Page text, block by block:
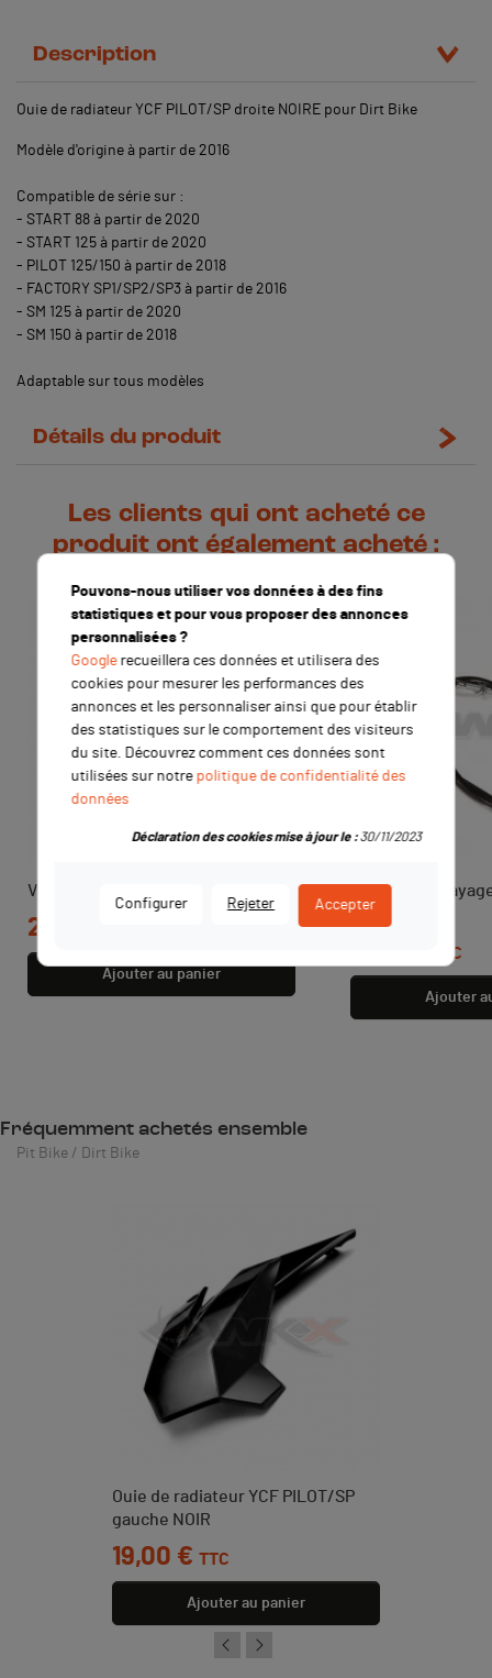
Description
Ouie de radiateur YCF PILOT/SP droite NOIRE pour Dirt Bike
Modèle d'origine à partir de 2016
Compatible de série sur :
- START 88 à partir de 2020
- START 125 à partir de 2020
- PILOT 125/150 à partir de 2018
- FACTORY SP1/SP2/SP3 à partir de 2016
- SM 125 à partir de 2020
- SM 150 à partir de 2018
Adaptable sur tous modèles
Détails du produit
Les clients qui ont acheté ce
produit ont également acheté :
Vis d'amortisseur M12x45 YCF
Prix
2,00 €
Ajouter au panier
Cable
970mm
TTC
Ajouter
Fréquemment achetés ensemble
Pit Bike / Dirt Bike
Ouie de radiateur YCF PILOT/SP
gauche NOIR
Prix
19,00 € TTC
Ajouter au panier
Pouvons-nous utiliser vos données à des fins
statistiques et pour vous proposer des annonces
personnalisées ?
Googlerecueillera ces données et utilisera des
cookies pour mesurer les performances des
annonces et les personnaliser ainsi que pour établir
des statistiques sur le comportement des visiteurs
du site. Découvrez comment ces données sont
utilisées sur notre politique de confidentialité des
données
Configurer Rejeter Accepter
Déclaration des cookies mise à jour le :30/11/2023